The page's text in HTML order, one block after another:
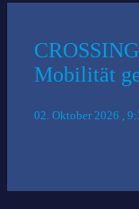
Mobilität
02. Oktober 2026 ,